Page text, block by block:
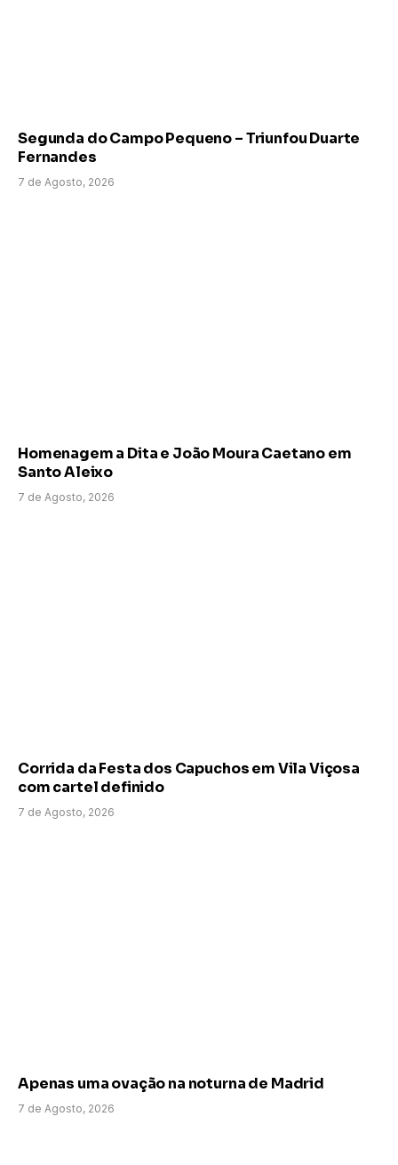
Segunda do Campo Pequeno – Triunfou Duarte
Fernandes
7 de Agosto, 2026
Homenagem a Dita e João Moura Caetano em
Santo Aleixo
7 de Agosto, 2026
Corrida da Festa dos Capuchos em Vila Viçosa
com cartel definido
7 de Agosto, 2026
Apenas uma ovação na noturna de Madrid
7 de Agosto, 2026